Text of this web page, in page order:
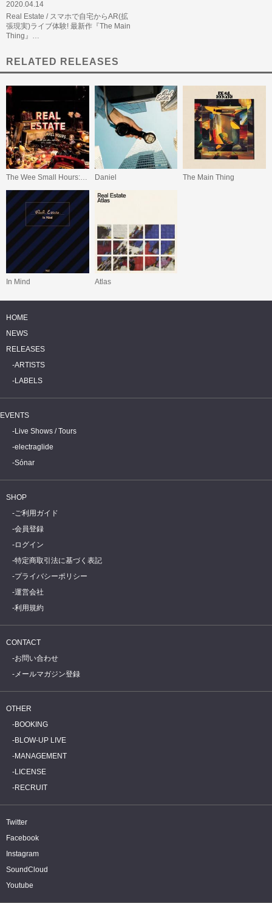
2020.04.14
Real Estate / スマホで自宅からAR(拡
張現実)ライブ体験! 最新作『The Main
Thing』…
RELATED RELEASES
The Wee Small Hours: B-Sides and Other Detritus 2011-2025 Daniel The Main Thing
In Mind Atlas
HOME
NEWS
RELEASES
ARTISTS
LABELS
EVENTS
Live Shows / Tours
electraglide
Sónar
SHOP
ご利用ガイド
会員登録
ログイン
特定商取引法に基づく表記
プライバシーポリシー
運営会社
利用規約
CONTACT
お問い合わせ
メールマガジン登録
OTHER
BOOKING
BLOW-UP LIVE
MANAGEMENT
LICENSE
RECRUIT
Twitter
Facebook
Instagram
SoundCloud
Youtube